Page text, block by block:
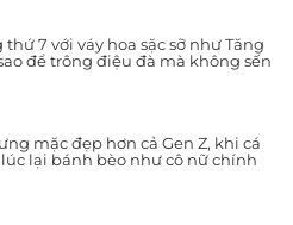
7 với váy hoa sặc sỡ như Tăng
để trông điệu đà mà không sến
mặc đẹp hơn cả Gen Z, khi cá
lại bánh bèo như cô nữ chính